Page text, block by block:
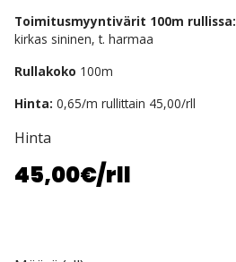
Toimitusmyyntivärit 100m rullissa:
kirkas sininen, t. harmaa
Rullakoko 100m
Hinta: 0,65/m rullittain 45,00/rll
Hinta
45,00€/rll